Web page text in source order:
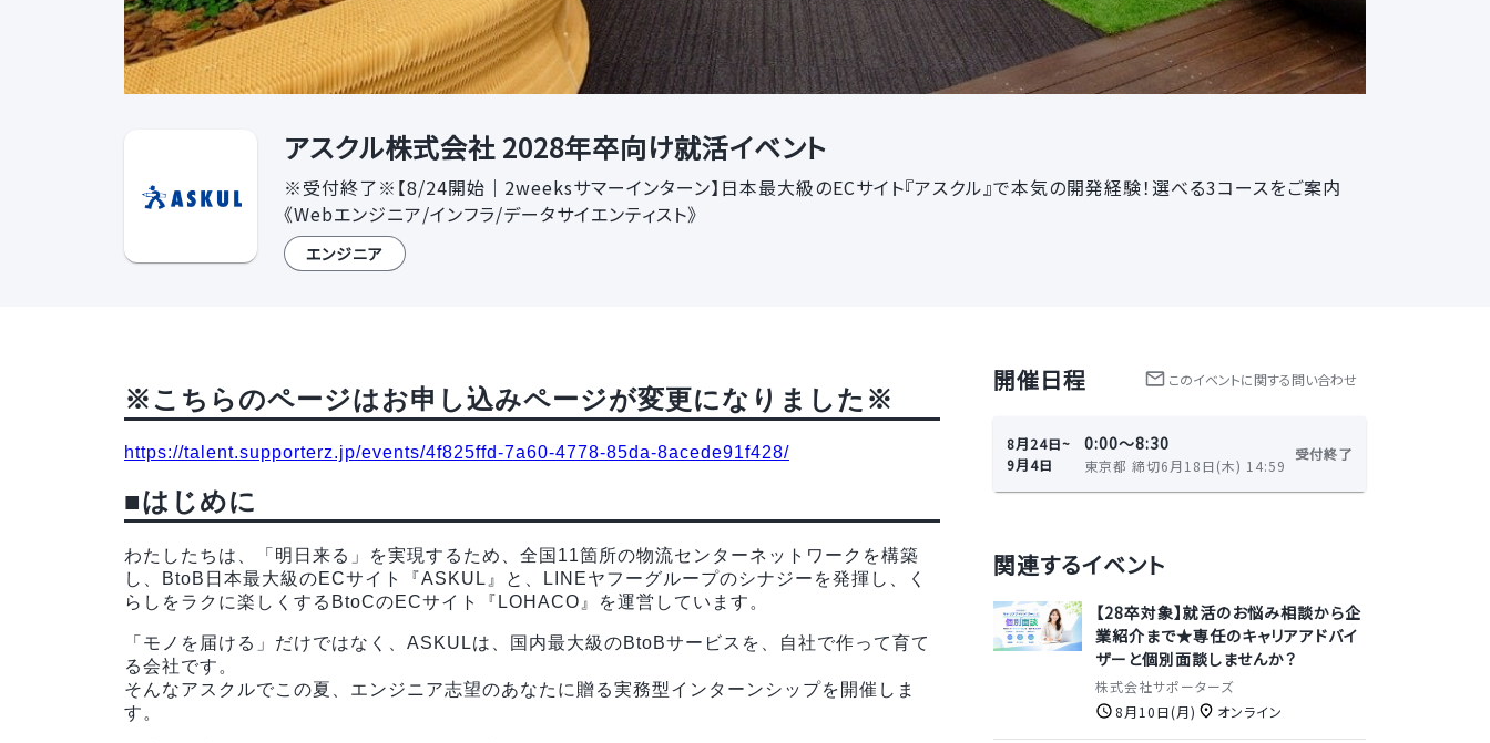
アスクル株式会社 2028年卒向け就活イベント
※受付終了※【8/24開始｜2weeksサマーインターン】日本最大級のECサイト『アスクル』で本気の開発経験！選べる3コースをご案内
《Webエンジニア/インフラ/データサイエンティスト》
エンジニア
※こちらのページはお申し込みページが変更になりました※
https://talent.supporterz.jp/events/4f825ffd-7a60-4778-85da-8acede91f428/
■はじめに
わたしたちは、「明日来る」を実現するため、全国11箇所の物流センターネットワークを構築
し、BtoB日本最大級のECサイト『ASKUL』と、LINEヤフーグループのシナジーを発揮し、く
らしをラクに楽しくするBtoCのECサイト『LOHACO』を運営しています。
「モノを届ける」だけではなく、ASKULは、国内最大級のBtoBサービスを、自社で作って育て
る会社です。
そんなアスクルでこの夏、エンジニア志望のあなたに贈る実務型インターンシップを開催しま
す。
開催日程 このイベントに関する問い合わせ
8月24日~
9月4日
0:00〜8:30
東京都 締切6月18日(木) 14:59
受付終了
関連するイベント
【28卒対象】就活のお悩み相談から企
業紹介まで★専任のキャリアアドバイ
ザーと個別面談しませんか？
株式会社サポーターズ
8月10日(月)
オンライン